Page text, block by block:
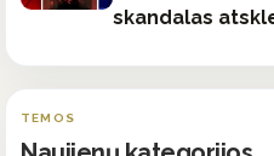
skandalas
TEMOS